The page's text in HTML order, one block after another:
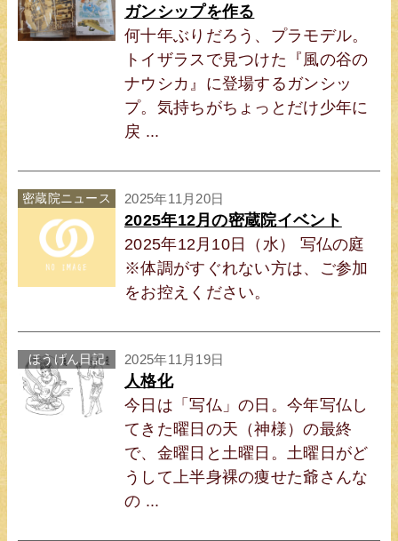
ガンシップを作る
何十年ぶりだろう、プラモデル。
トイザラスで見つけた『風の谷の
ナウシカ』に登場するガンシッ
プ。気持ちがちょっとだけ少年に
戻 ...
密蔵院ニュース 2025年11月20日
2025年12月の密蔵院イベント
2025年12月10日（水） 写仏の庭
※体調がすぐれない方は、ご参加
をお控えください。
ほうげん日記 2025年11月19日
人格化
今日は「写仏」の日。今年写仏し
てきた曜日の天（神様）の最終
で、金曜日と土曜日。土曜日がど
うして上半身裸の痩せた爺さんな
の ...